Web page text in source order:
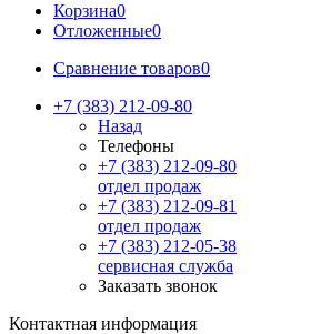
Корзина0
Отложенные0
Сравнение товаров0
+7 (383) 212-09-80
Назад
Телефоны
+7 (383) 212-09-80
отдел продаж
+7 (383) 212-09-81
отдел продаж
+7 (383) 212-05-38
сервисная служба
Заказать звонок
Контактная информация